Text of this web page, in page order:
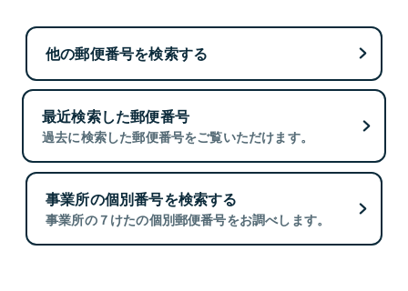
他の郵便番号を検索する
最近検索した郵便番号
過去に検索した郵便番号をご覧いただけます。
事業所の個別番号を検索する
事業所の７けたの個別郵便番号をお調べします。